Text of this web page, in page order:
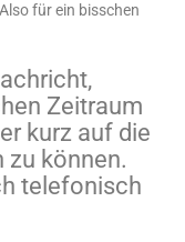
für ein bisschen
Zeitraum
kurz auf die
zu können.
telefonisch